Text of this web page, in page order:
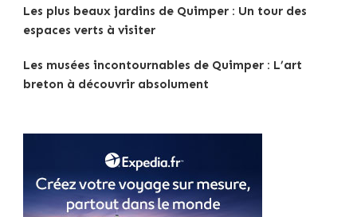
Les plus beaux jardins de Quimper : Un tour des
espaces verts à visiter
Les musées incontournables de Quimper : L’art
breton à découvrir absolument